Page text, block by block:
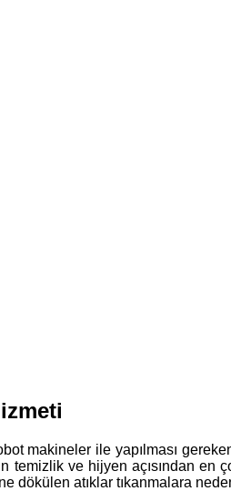
makineler ile yapılması
temizlik ve hijyen açısından
dökülen atıklar tıkanmalara